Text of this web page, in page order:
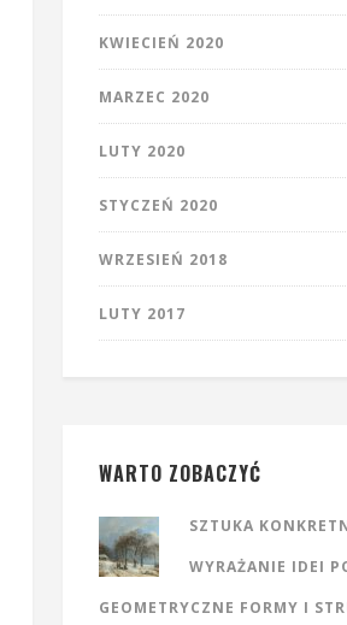
KWIECIEŃ 2020
MARZEC 2020
LUTY 2020
STYCZEŃ 2020
WRZESIEŃ 2018
LUTY 2017
WARTO ZOBACZYĆ
SZTUKA
WYRAŻANIE IDEI
GEOMETRYCZNE FORMY I